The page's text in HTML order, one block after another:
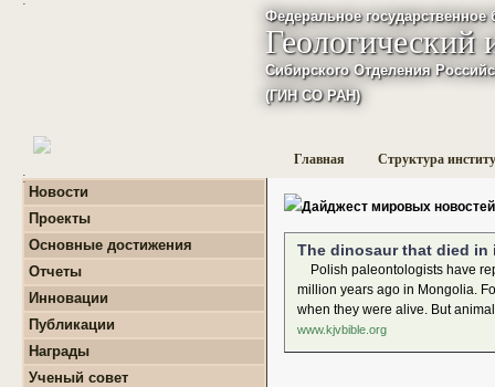
Федеральное
Сибирского Отделения
(ГИН СО РАН)
Главная Структура
:
Новости
Проекты
+
базовые проекты по
приоритетным
+ Гранты
+ Международные
+
Завершенные проекты.
Основные достижения
Отчеты
+
Фундаментальные
базовые проекты по
направлениям РАН
+ Программы Президиума
Инновации
Публикации
+
Монографии
Награды
Ученый совет
Дайджест мировых
The dinosaur that died in
Polish paleontologists have
million years ago in Mongolia.
when they were alive. But
www.kjvbible.org